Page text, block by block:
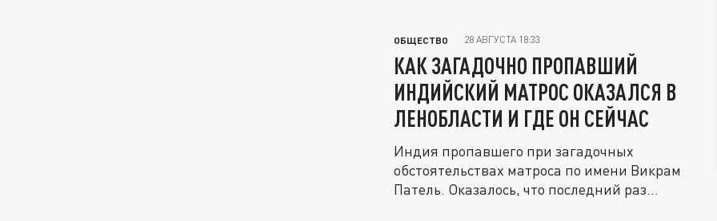
ОБЩЕСТВО 28 АВГУСТА 18:33
КАК ЗАГАДОЧНО ПРОПАВШИЙ
ИНДИЙСКИЙ МАТРОС ОКАЗАЛСЯ В
ЛЕНОБЛАСТИ И ГДЕ ОН СЕЙЧАС
Индия пропавшего при загадочных
обстоятельствах матроса по имени Викрам
Патель. Оказалось, что последний раз...